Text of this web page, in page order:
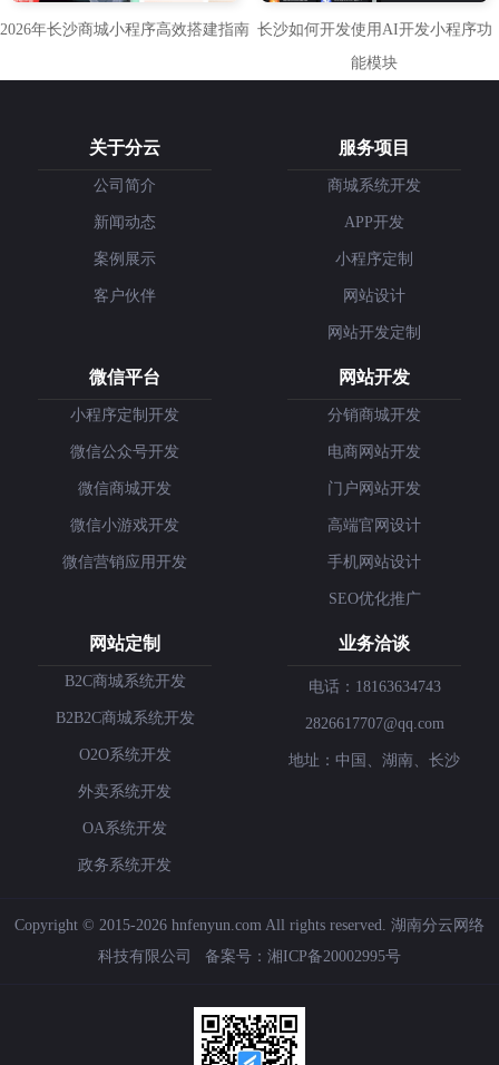
2026年长沙商城小程序高效搭建指南 长沙如何开发使用AI开发小程序功
能模块
关于分云
公司简介
新闻动态
案例展示
客户伙伴
服务项目
商城系统开发
APP开发
小程序定制
网站设计
网站开发定制
微信平台
小程序定制开发
微信公众号开发
微信商城开发
微信小游戏开发
微信营销应用开发
网站开发
分销商城开发
电商网站开发
门户网站开发
高端官网设计
手机网站设计
SEO优化推广
网站定制
B2C商城系统开发
B2B2C商城系统开发
O2O系统开发
外卖系统开发
OA系统开发
政务系统开发
业务洽谈
电话：18163634743
2826617707@qq.com
地址：中国、湖南、长沙
Copyright © 2015-2026 hnfenyun.com All rights reserved. 湖南分云网络
科技有限公司
备案号： 湘ICP备20002995号